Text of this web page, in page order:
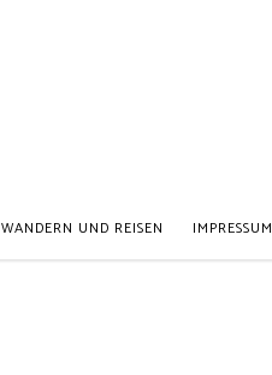
WANDERN UND REISEN IMPRESSUM